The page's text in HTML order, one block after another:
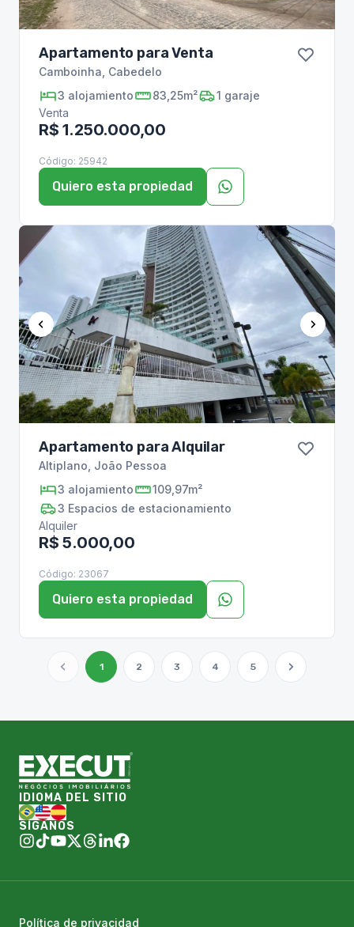
Apartamento para Venta
Camboinha Cabedelo
3 alojamiento 83,25m² 1 garaje
Venta
R$ 1.250.000,00
Código: 25942
Quiero esta propiedad
Apartamento para Alquilar
Altiplano João Pessoa
3 alojamiento
109,97m²
3 Espacios de estacionamiento
Alquiler
R$ 5.000,00
Código: 23067
Quiero esta propiedad
1 2 3 4 5
IDIOMA DEL SITIO
SÍGANOS
Política de privacidad